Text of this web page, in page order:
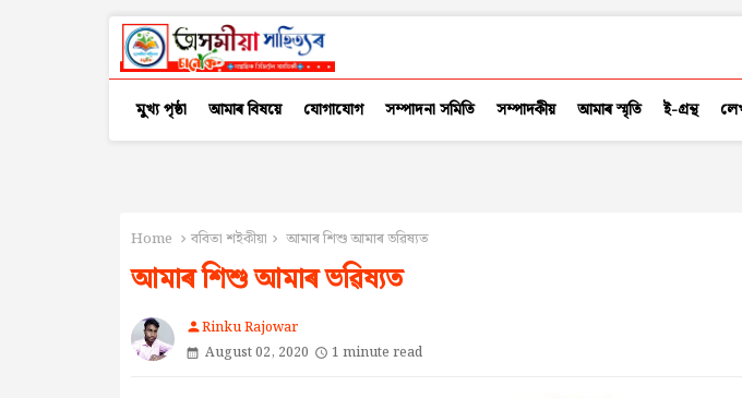
মুখ্য পৃষ্ঠা আমাৰ বিষয়ে যোগাযোগ সম্পাদনা সমিতি সম্পাদকীয় আমাৰ স্মৃতি ই-গ্ৰন্থ
Home ববিতা শইকীয়া আমাৰ শিশু আমাৰ ভৱিষ্যত
আমাৰ শিশু আমাৰ ভৱিষ্যত
personRinku Rajowar
August 02, 2020
1 minute read